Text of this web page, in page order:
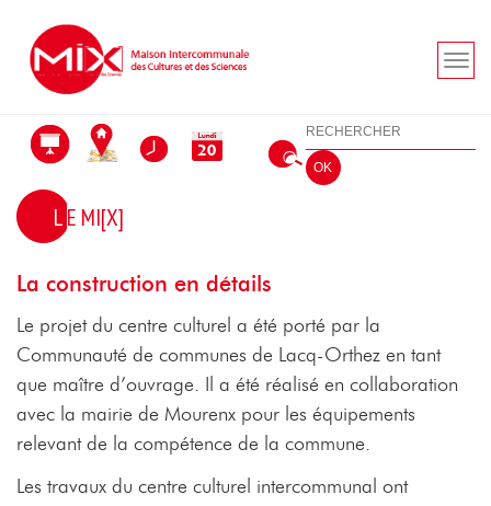
Rechercher
OK
LE MI[X]
La construction en détails
Le projet du centre culturel a été porté par la
Communauté de communes de Lacq-Orthez en tant
que maître d’ouvrage. Il a été réalisé en collaboration
avec la mairie de Mourenx pour les équipements
relevant de la compétence de la commune.
Les travaux du centre culturel intercommunal ont